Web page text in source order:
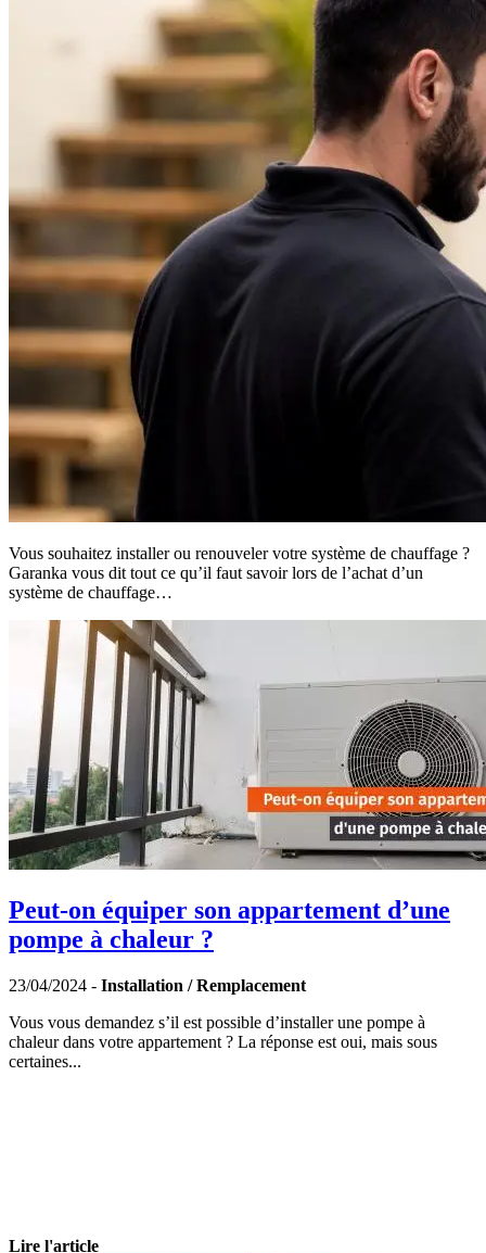
Vous souhaitez installer ou renouveler votre système de chauffage ?
Garanka vous dit tout ce qu’il faut savoir lors de l’achat d’un
système de chauffage…
Peut-on équiper son appartement d’une
pompe à chaleur ?
23/04/2024 - Installation / Remplacement
Vous vous demandez s’il est possible d’installer une pompe à
chaleur dans votre appartement ? La réponse est oui, mais sous
certaines...
Lire l'article